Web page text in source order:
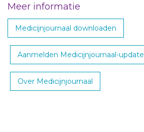
Meer informatie
Medicijnjournaal downloaden
Aanmelden Medicijnjournaal-update
Over Medicijnjournaal